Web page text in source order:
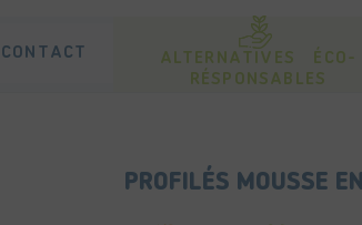
CONTACT
ALTERNATIVES ÉCO-
RÉSPONSABLES
PROFILÉS MOUSSE